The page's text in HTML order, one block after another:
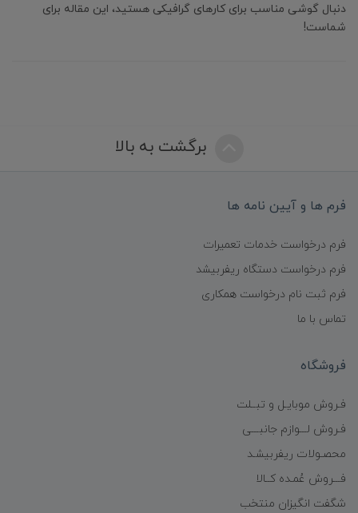
دنبال گوشی مناسب برای کارهای گرافیکی هستید، این مقاله برای
شماست!
برگشت به بالا
فرم ها و آیین نامه ها
فرم درخواست خدمات تعمیرات
فرم درخواست دستگاه ریفربیشد
فرم ثبت نام درخواست همکاری
تماس با ما
فروشگاه
فـروش موبایـل و تبــلت
فـروش لـــوازم جانبـــی
محصـولات ریفربیشـد
فـــروش عُمـده کــالا
شگفت انگیزان منتخب